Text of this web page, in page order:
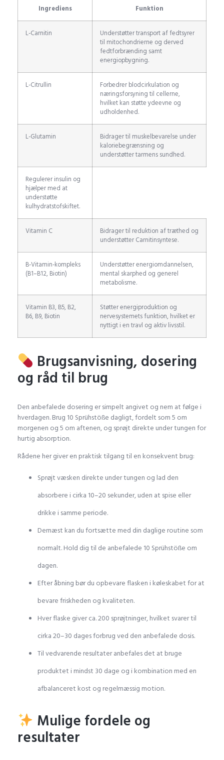
Ingrediens Funktion
L-Carnitin
Understøtter transport af fedtsyrer
til mitochondrierne og derved
fedtforbrænding samt
energiopbygning.
L-Citrullin
Forbedrer blodcirkulation og
næringsforsyning til cellerne,
hvilket kan støtte ydeevne og
udholdenhed.
L-Glutamin
Bidrager til muskelbevarelse under
kaloriebegrænsning og
understøtter tarmens sundhed.
Regulerer insulin og
hjælper med at
understøtte
kulhydratstofskiftet.
Vitamin C
Bidrager til reduktion af træthed og
understøtter Carnitinsyntese.
B-Vitamin-kompleks
(B1–B12, Biotin)
Understøtter energiomdannelsen,
mental skarphed og generel
metabolisme.
Vitamin B3, B5, B2,
B6, B9, Biotin
Støtter energiproduktion og
nervesystemets funktion, hvilket er
nyttigt i en travl og aktiv livsstil.
Brugsanvisning, dosering
og råd til brug
Den anbefalede dosering er simpelt angivet og nem at følge i
hverdagen. Brug 10 Sprühstöße dagligt, fordelt som 5 om
morgenen og 5 om aftenen, og sprøjt direkte under tungen for
hurtig absorption.
Rådene her giver en praktisk tilgang til en konsekvent brug:
Sprøjt væsken direkte under tungen og lad den
absorbere i cirka 10–20 sekunder, uden at spise eller
drikke i samme periode.
Dernæst kan du fortsætte med din daglige routine som
normalt. Hold dig til de anbefalede 10 Sprühstöße om
dagen.
Efter åbning bør du opbevare flasken i køleskabet for at
bevare friskheden og kvaliteten.
Hver flaske giver ca. 200 sprøjtninger, hvilket svarer til
cirka 20–30 dages forbrug ved den anbefalede dosis.
Til vedvarende resultater anbefales det at bruge
produktet i mindst 30 dage og i kombination med en
afbalanceret kost og regelmæssig motion.
Mulige fordele og
resultater